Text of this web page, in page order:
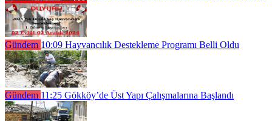
Gündem 10:09 Hayvancılık Destekleme Programı Belli Oldu
Gündem 11:25 Gökköy’de Üst Yapı Çalışmalarına Başlandı